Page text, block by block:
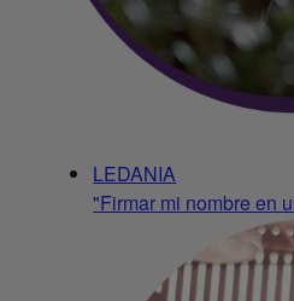
LEDANIA
"Firmar mi nombre en